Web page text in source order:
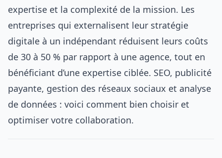
expertise et la complexité de la mission. Les
entreprises qui externalisent leur stratégie
digitale à un indépendant réduisent leurs coûts
de 30 à 50 % par rapport à une agence, tout en
bénéficiant d’une expertise ciblée. SEO, publicité
payante, gestion des réseaux sociaux et analyse
de données : voici comment bien choisir et
optimiser votre collaboration.